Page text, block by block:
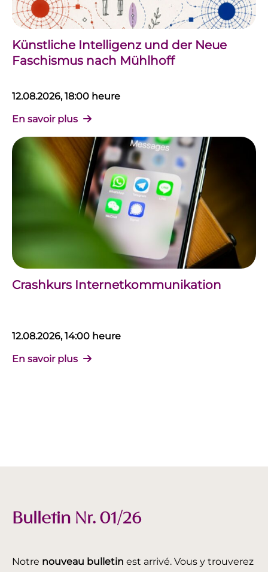
Künstliche Intelligenz und der Neue
Faschismus nach Mühlhoff
12.08.2026, 18:00 heure
En savoir plus
Crashkurs Internetkommunikation
12.08.2026, 14:00 heure
En savoir plus
Bulletin Nr. 01/26
Notre nouveau bulletin est arrivé. Vous y trouverez